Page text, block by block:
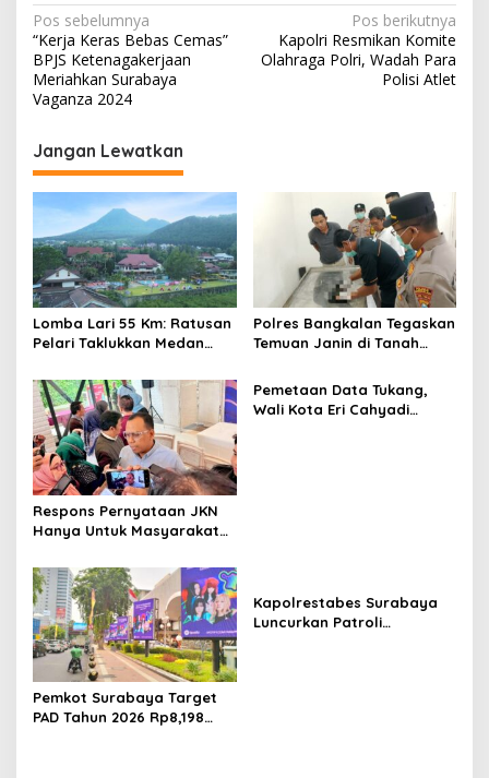
N
a
v
g
a
s
i
p
o
s
Pos sebelumnya
“Kerja Keras Bebas Cemas”
BPJS Ketenagakerjaan
Meriahkan Surabaya
Vaganza 2024
Pos berikutnya
Kapolri Resmikan Komite
Olahraga Polri, Wadah Para
Polisi Atlet
Jangan Lewatkan
Lomba Lari 55 Km: Ratusan
Pelari Taklukkan Medan
Polres Bangkalan Tegaskan
Temuan Janin di Tanah
Respons Pernyataan JKN
Hanya Untuk Masyarakat
Bukti Tidak Paham
Konstitusi
Pemetaan Data Tukang,
Wali Kota Eri Cahyadi
Pemkot Surabaya Target
PAD Tahun 2026 Rp8,198
Kapolrestabes Surabaya
Luncurkan Patroli